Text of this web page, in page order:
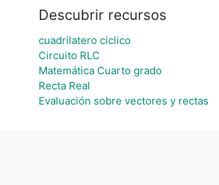
Descubrir recursos
cuadrilatero ciclico
Circuito RLC
Matemática Cuarto grado
Recta Real
Evaluación sobre vectores y rectas